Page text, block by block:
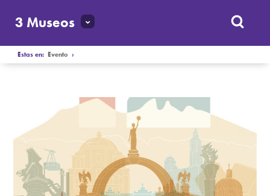
3 Museos
Estas en:Evento ›